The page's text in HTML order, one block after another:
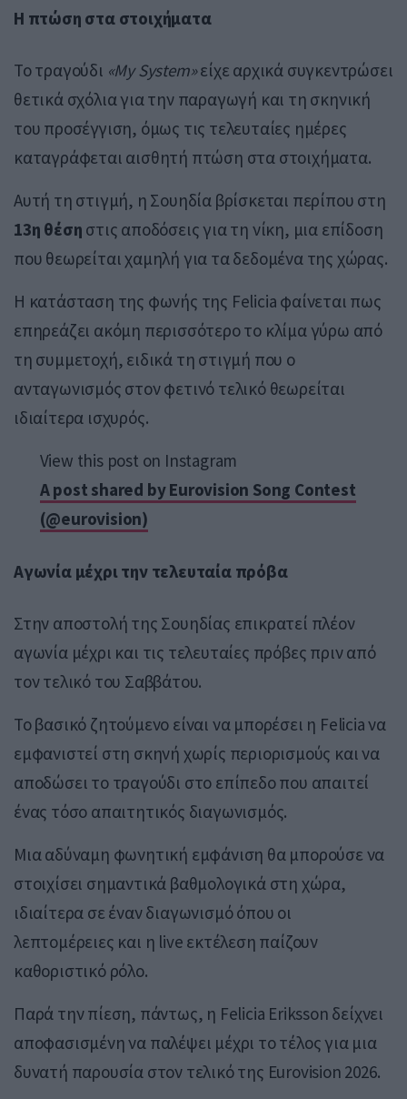
Η πτώση στα στοιχήματα
Το τραγούδι «My System»είχε αρχικά συγκεντρώσει
θετικά σχόλια για την παραγωγή και τη σκηνική
του προσέγγιση, όμως τις τελευταίες ημέρες
καταγράφεται αισθητή πτώση στα στοιχήματα.
Αυτή τη στιγμή, η Σουηδία βρίσκεται περίπου στη
13η θέση στις αποδόσεις για τη νίκη, μια επίδοση
που θεωρείται χαμηλή για τα δεδομένα της χώρας.
Η κατάσταση της φωνής της Felicia φαίνεται πως
επηρεάζει ακόμη περισσότερο το κλίμα γύρω από
τη συμμετοχή, ειδικά τη στιγμή που ο
ανταγωνισμός στον φετινό τελικό θεωρείται
ιδιαίτερα ισχυρός.
View this post on Instagram
A post shared by Eurovision Song Contest
(@eurovision)
Αγωνία μέχρι την τελευταία πρόβα
Στην αποστολή της Σουηδίας επικρατεί πλέον
αγωνία μέχρι και τις τελευταίες πρόβες πριν από
τον τελικό του Σαββάτου.
Το βασικό ζητούμενο είναι να μπορέσει η Felicia να
εμφανιστεί στη σκηνή χωρίς περιορισμούς και να
αποδώσει το τραγούδι στο επίπεδο που απαιτεί
ένας τόσο απαιτητικός διαγωνισμός.
Μια αδύναμη φωνητική εμφάνιση θα μπορούσε να
στοιχίσει σημαντικά βαθμολογικά στη χώρα,
ιδιαίτερα σε έναν διαγωνισμό όπου οι
λεπτομέρειες και η live εκτέλεση παίζουν
καθοριστικό ρόλο.
Παρά την πίεση, πάντως, η Felicia Eriksson δείχνει
αποφασισμένη να παλέψει μέχρι το τέλος για μια
δυνατή παρουσία στον τελικό της Eurovision 2026.